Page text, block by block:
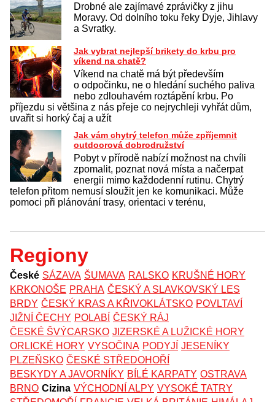
Drobné ale zajímavé zprávičky z jihu
Moravy. Od dolního toku řeky Dyje, Jihlavy
a Svratky.
Jak vybrat nejlepší brikety do krbu pro
víkend na chatě?
Víkend na chatě má být především
o odpočinku, ne o hledání suchého paliva
nebo zdlouhavém roztápění krbu. Po
příjezdu si většina z nás přeje co nejrychleji vyhřát dům,
uvařit si horký čaj a užít
Jak vám chytrý telefon může zpříjemnit
outdoorová dobrodružství
Pobyt v přírodě nabízí možnost na chvíli
zpomalit, poznat nová místa a načerpat
energii mimo každodenní rutinu. Chytrý
telefon přitom nemusí sloužit jen ke komunikaci. Může
pomoci při plánování trasy, orientaci v terénu,
Regiony
České SÁZAVA ŠUMAVA RALSKO KRUŠNÉ HORY
KRKONOŠE PRAHA ČESKÝ A SLAVKOVSKÝ LES
BRDY ČESKÝ KRAS A KŘIVOKLÁTSKO POVLTAVÍ
JIŽNÍ ČECHY POLABÍ ČESKÝ RÁJ
ČESKÉ ŠVÝCARSKO JIZERSKÉ A LUŽICKÉ HORY
ORLICKÉ HORY VYSOČINA PODYJÍ JESENÍKY
PLZEŇSKO ČESKÉ STŘEDOHOŘÍ
BESKYDY A JAVORNÍKY BÍLÉ KARPATY OSTRAVA
BRNO Cizina VÝCHODNÍ ALPY VYSOKÉ TATRY